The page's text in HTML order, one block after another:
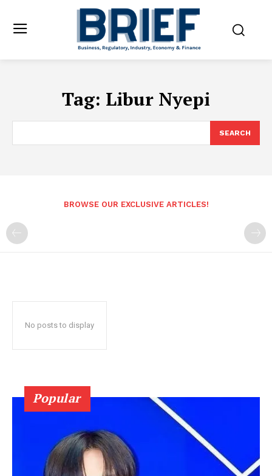
Tag: Libur Nyepi
SEARCH
BROWSE OUR EXCLUSIVE ARTICLES!
No posts to display
Popular